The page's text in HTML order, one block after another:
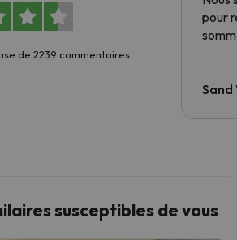
de 2239 commentaires
pour
Sand
susceptibles de vous